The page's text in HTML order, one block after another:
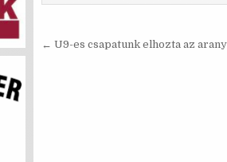
Bejegyzés
← U9-es csapatunk elhozta az